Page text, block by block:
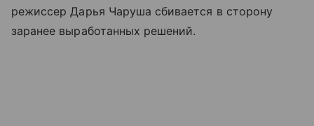
режиссер Дарья Чаруша сбивается в сторону
заранее выработанных решений.